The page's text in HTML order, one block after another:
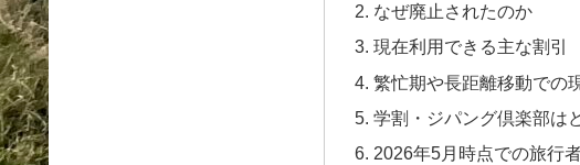
なぜ廃止されたのか
現在利用できる主な割引
繁忙期や長距離移動での
学割・ジパング倶楽部は
2026年5月時点での旅行